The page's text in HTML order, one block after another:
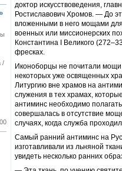
/
доктор искусствоведения,
Ростиславович Хромов. — До
вложенными в него мощами
военных или миссионерских
Константина I Великого
фресках.
Иконоборцы не почитали
некоторых уже освященных
Литургию вне храмов на
служения в тех храмах,
антиминс необходимо
совершалась в отсутствие
случаях, когда служба
Самый ранний антиминс на
изготавливали из льняной
увидеть несколько ранних